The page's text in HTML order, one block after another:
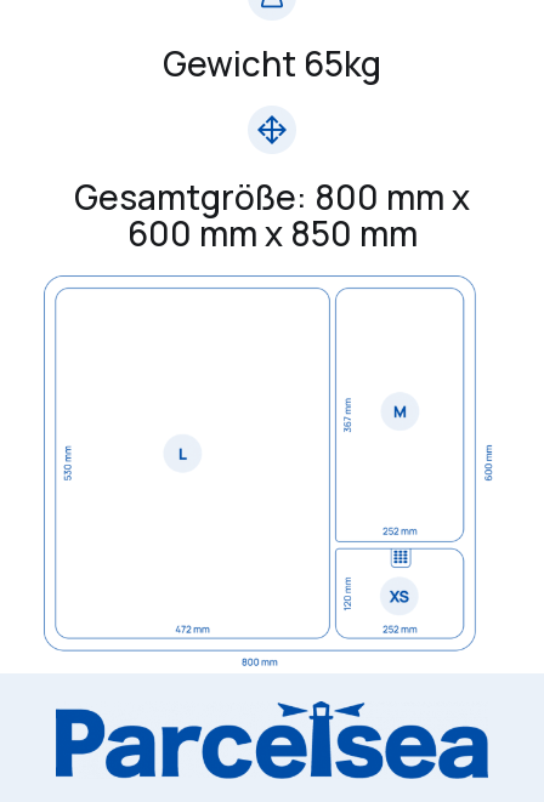
Gewicht 65kg
Gesamtgröße: 800 mm x
600 mm x 850 mm